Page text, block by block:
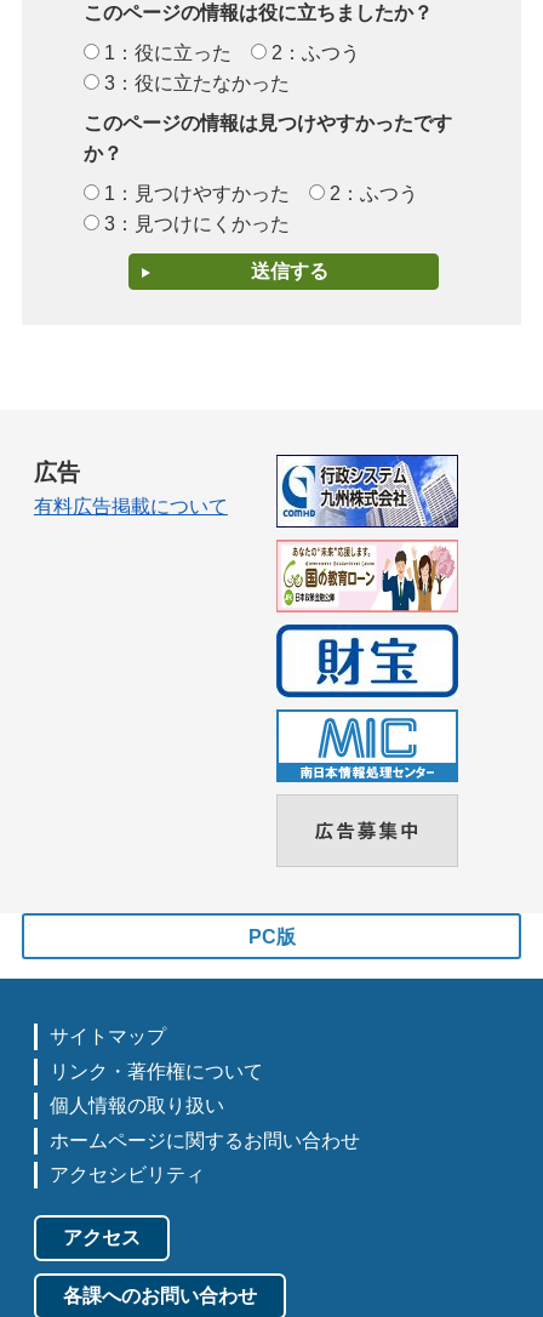
このページの情報は役に立ちましたか？
1：役に立った
2：ふつう
3：役に立たなかった
このページの情報は見つけやすかったです
か？
1：見つけやすかった
2：ふつう
3：見つけにくかった
広告
有料広告掲載について
PC版
サイトマップ
リンク・著作権について
個人情報の取り扱い
ホームページに関するお問い合わせ
アクセシビリティ
アクセス
各課へのお問い合わせ